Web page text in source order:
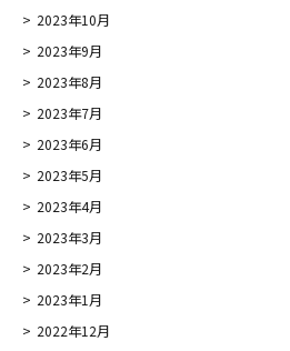
2023年10月
2023年9月
2023年8月
2023年7月
2023年6月
2023年5月
2023年4月
2023年3月
2023年2月
2023年1月
2022年12月